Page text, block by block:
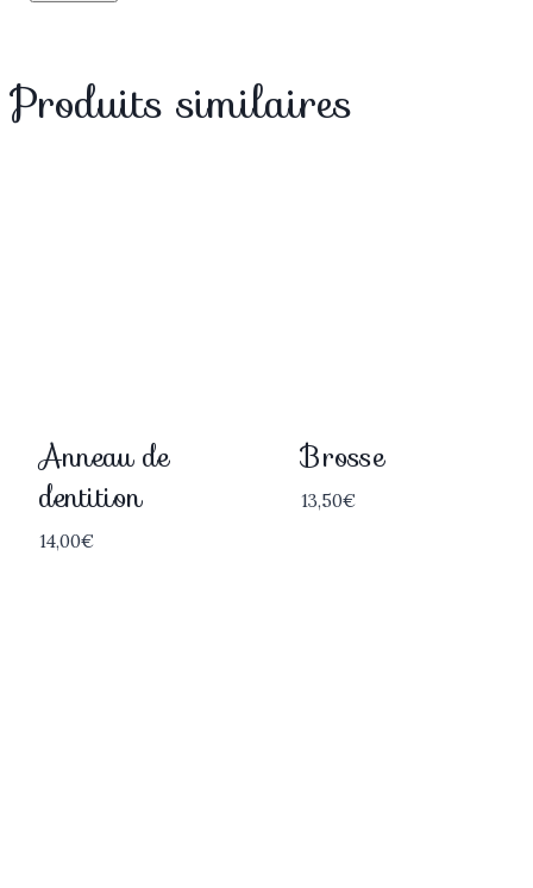
Produits similaires
Anneau de
dentition
14,00€
Brosse
13,50€